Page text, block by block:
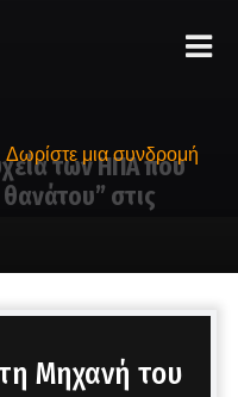
Δωρίστε μια συνδρομή
των ΗΠΑ που
στις
Μηχανή του